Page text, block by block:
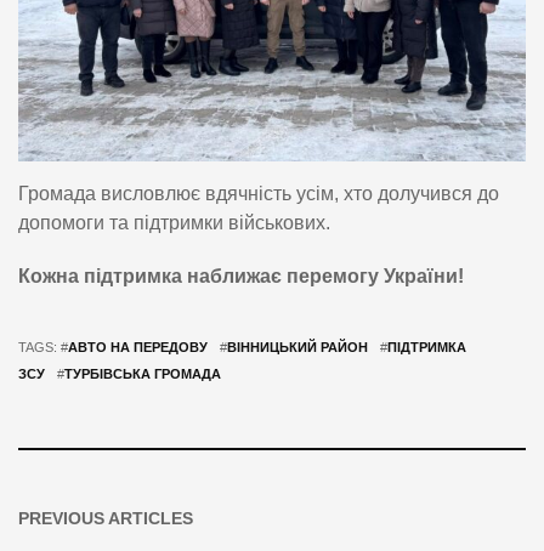
Громада висловлює вдячність усім, хто долучився до
допомоги та підтримки військових.
Кожна підтримка наближає перемогу України!
TAGS: #АВТО НА ПЕРЕДОВУ #ВІННИЦЬКИЙ РАЙОН #ПІДТРИМКА
ЗСУ
#ТУРБІВСЬКА ГРОМАДА
PREVIOUS ARTICLES